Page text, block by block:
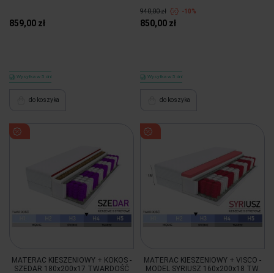
859,00 zł
Wysyłka w 5 dni
do koszyka
940,00 zł -10%
850,00 zł
Wysyłka w 5 dni
do koszyka
MATERAC KIESZENIOWY + KOKOS -
SZEDAR 180x200x17 TWARDOŚĆ
MATERAC KIESZENIOWY + VISCO -
MODEL SYRIUSZ 160x200x18 TW.